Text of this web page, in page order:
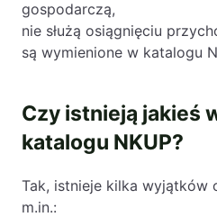
gospodarczą,
nie służą osiągnięciu
są wymienione w katalogu
Czy istnieją jakieś
katalogu NKUP?
Tak, istnieje kilka wyjątków
m.in.: